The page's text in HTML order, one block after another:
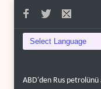
yüzde 100'e varan g�..